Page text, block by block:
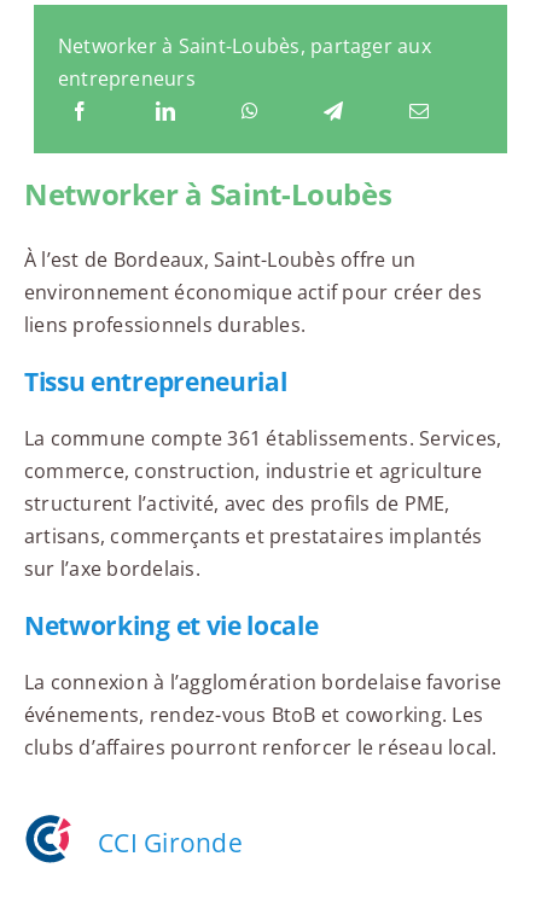
Networker à Saint-Loubès, partager aux
entrepreneurs
Networker à Saint-Loubès
À l’est de Bordeaux, Saint-Loubès offre un
environnement économique actif pour créer des
liens professionnels durables.
Tissu entrepreneurial
La commune compte 361 établissements. Services,
commerce, construction, industrie et agriculture
structurent l’activité, avec des profils de PME,
artisans, commerçants et prestataires implantés
sur l’axe bordelais.
Networking et vie locale
La connexion à l’agglomération bordelaise favorise
événements, rendez-vous BtoB et coworking. Les
clubs d’affaires pourront renforcer le réseau local.
CCI Gironde